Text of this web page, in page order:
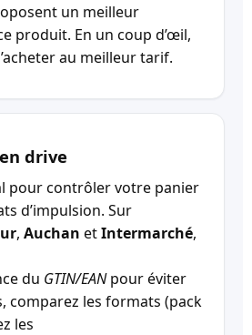
un meilleur
produit. En un coup d’œil,
au meilleur tarif.
drive
pour contrôler votre panier
d’impulsion. Sur
, Auchan etIntermarché,
du GTIN/EANpour éviter
comparez les formats (pack
les